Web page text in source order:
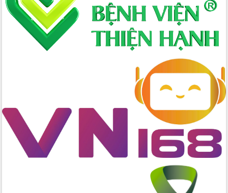
Tập trung giải phóng mặt bằng, đẩy
nhanh tiến độ Tuyến đường bộ ven
biển
Gỡ khó, khởi công xây dựng, sửa chữa
toàn bộ nhà ở cho hộ dân đúng tiến độ
các giải pháp nhằm thực hiện hiệu quả
các nhiệm vụ đề ra năm 2025
Phát huy vai trò của người có uy tín
trong phòng chống tảo hôn và hôn
nhân cận huyết thống